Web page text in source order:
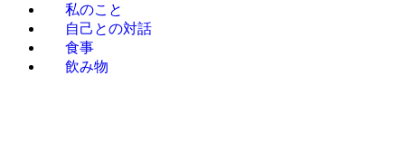
私のこと
自己との対話
食事
飲み物